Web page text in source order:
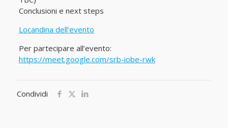
Conclusioni e next steps
Locandina dell’evento
Per partecipare all’evento:
https://meet.google.com/srb-iobe-rwk
Condividi